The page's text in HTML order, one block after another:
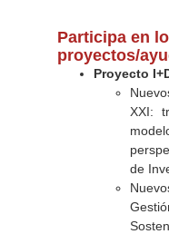
Participa en
proyectos/
Proyecto
XXI:
de